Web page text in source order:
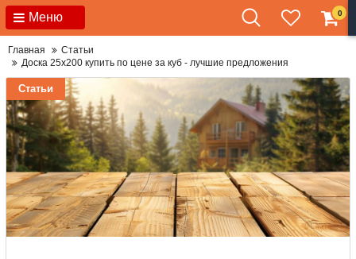
Меню 0
Главная
Статьи
Доска 25х200 купить по цене за куб - лучшие предложения
Статьи